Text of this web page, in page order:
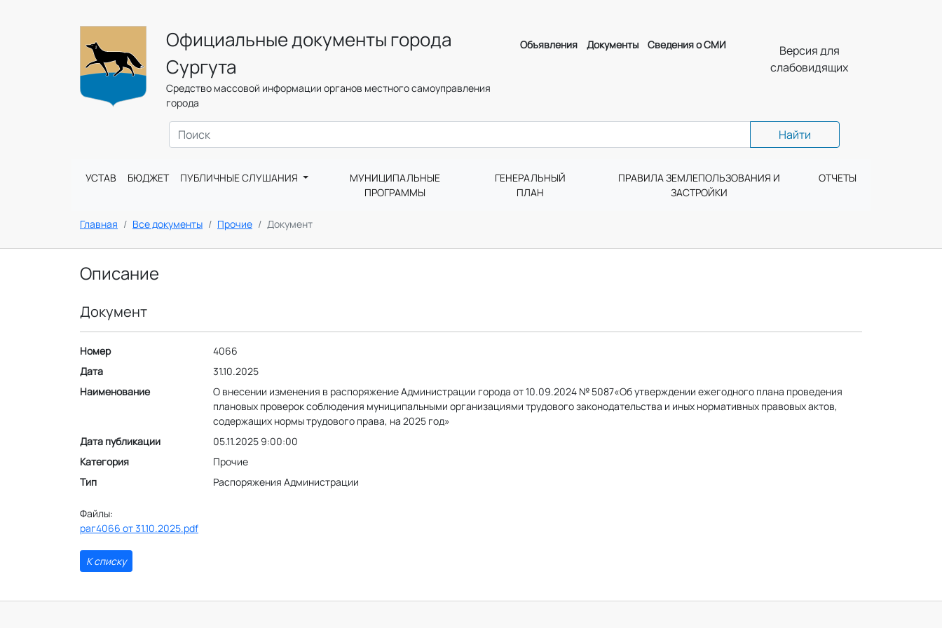
Официальные документы города
Сургута
Средство массовой информации органов местного самоуправления
города
Объявления Документы Сведения о СМИ
Версия для
слабовидящих
Найти
УСТАВ БЮДЖЕТ ПУБЛИЧНЫЕ СЛУШАНИЯ
МУНИЦИПАЛЬНЫЕ
ПРОГРАММЫ
ГЕНЕРАЛЬНЫЙ
ПЛАН
ПРАВИЛА ЗЕМЛЕПОЛЬЗОВАНИЯ И
ЗАСТРОЙКИ
ОТЧЕТЫ
Главная Все документы Прочие Документ
Описание
Документ
Номер
4066
Дата
31.10.2025
Наименование
О внесении изменения в распоряжение Администрации города от 10.09.2024 № 5087«Об утверждении ежегодного плана проведения
плановых проверок соблюдения муниципальными организациями трудового законодательства и иных нормативных правовых актов,
содержащих нормы трудового права, на 2025 год»
Дата публикации
05.11.2025 9:00:00
Категория
Прочие
Тип
Распоряжения Администрации
Файлы:
раг4066 от 31.10.2025.pdf
К списку